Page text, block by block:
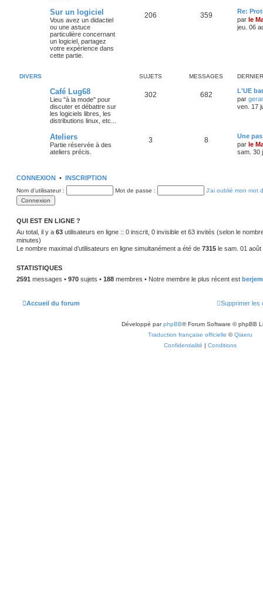
Sur un logiciel
Vous avez un didactiel
ou une astuce
particulière concernant
un logiciel, partagez
votre expérience dans
cette partie.
206 359
Re:
par le
jeu. 06
DIVERS SUJETS MESSAGES
Café Lug68
Lieu "à la mode" pour
discuter et débattre sur
les logiciels libres, les
distributions linux, etc...
302 682
L'UE
par
ven. 17
Ateliers
Partie réservée à des
ateliers précis.
3 8
Une
par le
sam. 30
CONNEXION • INSCRIPTION
Nom d’utilisateur : Mot de passe : J’ai oublié mon mot
QUI EST EN LIGNE ?
Au total, il y a 63 utilisateurs en ligne :: 0 inscrit, 0 invisible et 63 invités (selon le
minutes)
Le nombre maximal d’utilisateurs en ligne simultanément a été de 7315 le sam. 01 août
STATISTIQUES
2591 messages • 970 sujets • 188 membres • Notre membre le plus récent est
Accueil du forum Supprimer les
Développé parphpBB® Forum Software © phpBB
Traduction française officielle ©Qiaeru
Confidentialité | Conditions